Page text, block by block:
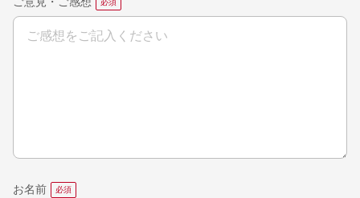
ご意見・ご感想
お名前